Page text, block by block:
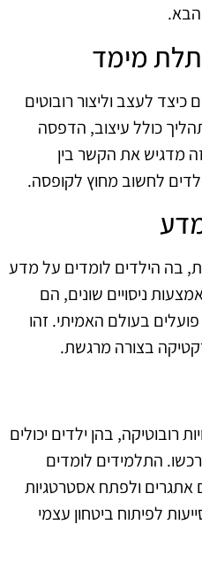
הבא.
תלת מימד
לעצב וליצור רובוטים
כולל עיצוב, הדפסה
מדגיש את הקשר בין
ילדים לחשוב מחוץ לקופסה.
בה הילדים לומדים על מדע
ניסויים שונים, הם
בעולם האמיתי. זהו
בצורה מרגשת.
בהן ילדים יכולים
התלמידים לומדים
ולפתח אסטרטגיות
לפיתוח ביטחון עצמי